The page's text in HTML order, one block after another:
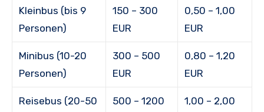
Kleinbus (bis 9
Personen)
150 – 300
EUR
0,50 – 1,00
EUR
Minibus (10-20
Personen)
300 – 500
EUR
0,80 – 1,20
EUR
Reisebus (20-50
500 – 1200
1,00 – 2,00